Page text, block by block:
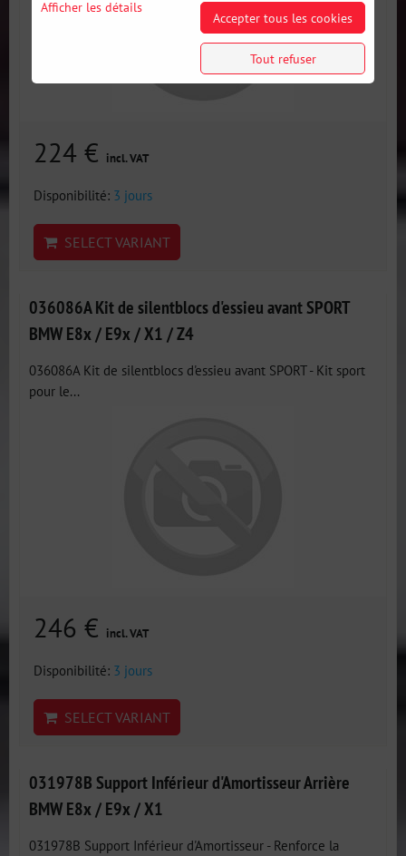
224 € incl. VAT
Disponibilité: 3 jours
SELECT VARIANT
036086A Kit de silentblocs d'essieu avant SPORT
BMW E8x / E9x / X1 / Z4
036086A Kit de silentblocs d'essieu avant SPORT - Kit sport
pour le...
246 € incl. VAT
Disponibilité: 3 jours
SELECT VARIANT
031978B Support Inférieur d'Amortisseur Arrière
BMW E8x / E9x / X1
031978B Support Inférieur d'Amortisseur - Renforce la
Afficher les détails
Accepter tous les cookies
Tout refuser